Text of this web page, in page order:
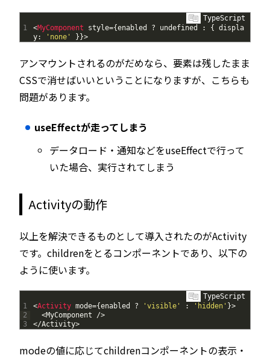
TypeScript
1
<MyComponent style={enabled ? undefined : {
displa
y: 'none' } }>
アンマウントされるのがだめなら、要素は残したまま
CSSで消せばいいということになりますが、こちらも
問題があります。
useEffectが走ってしまう
データロード・通知などをuseEffectで行って
いた場合、実行されてしまう
Activityの動作
以上を解決できるものとして導入されたのがActivity
です。childrenをとるコンポーネントであり、以下の
ように使います。
TypeScript
1
2
3
<Activity mode={enabled ? 'visible' : 'hidden' }>
<MyComponent />
</Activity>
modeの値に応じてchildrenコンポーネントの表示・